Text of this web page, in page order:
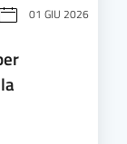
01 GIU 2026